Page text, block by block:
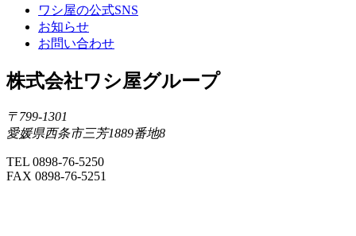
ワシ屋の公式SNS
お知らせ
お問い合わせ
株式会社ワシ屋グループ
〒799-1301
愛媛県西条市三芳1889番地8
TEL 0898-76-5250
FAX 0898-76-5251